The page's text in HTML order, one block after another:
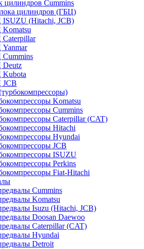
цилиндров Cummins
цилиндров (ГБЦ)
(Hitachi, JCB)
Komatsu
Cummins
Caterpillar (CAT)
Hitachi
Hyundai
JCB
ISUZU
Perkins
Fiat-Hitachi
Cummins
Komatsu
Isuzu (Hitachi, JCB)
Doosan Daewoo
Caterpillar (CAT)
Hyundai
Detroit